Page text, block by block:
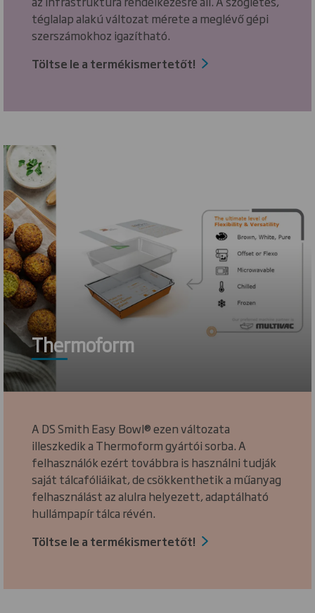
téglalap alakú változat mérete a meglévő gépi
szerszámokhoz igazítható.
Töltse le a termékismertetőt!
Thermoform
A DS Smith Easy Bowl® ezen változata
illeszkedik a Thermoform gyártói sorba. A
felhasználók ezért továbbra is használni tudják
saját tálcafóliáikat, de csökkenthetik a műanyag
felhasználást az alulra helyezett, adaptálható
hullámpapír tálca révén.
Töltse le a termékismertetőt!